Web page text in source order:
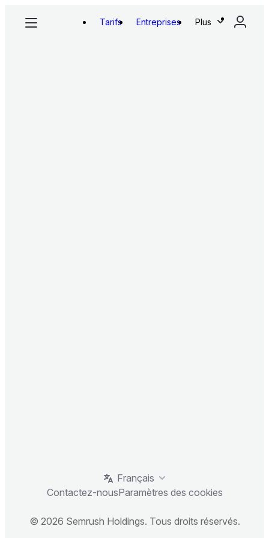
Tarifs Entreprises Plus
Français
Contactez-nousParamètres des cookies
© 2026 Semrush Holdings. Tous droits réservés.